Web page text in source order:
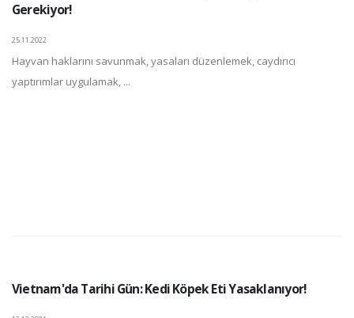
Gerekiyor!
25.11.2022
Hayvan haklarını savunmak, yasaları düzenlemek, caydırıcı
yaptırımlar uygulamak, ...
Vietnam'da Tarihi Gün: Kedi Köpek Eti Yasaklanıyor!